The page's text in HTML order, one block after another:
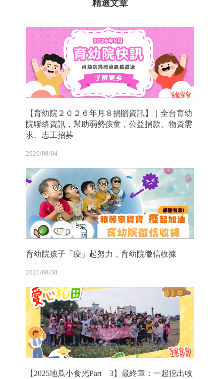
精選文章
【育幼院２０２６年月８捐贈資訊】｜全台育幼
院聯絡資訊，幫助弱勢孩童，公益捐款、物資需
求、志工招募
2026/08/04
育幼院孩子「疫」起努力，育幼院徵信收據
2021/08/30
【2025地瓜小食光Part 3】最終章：一起挖出收